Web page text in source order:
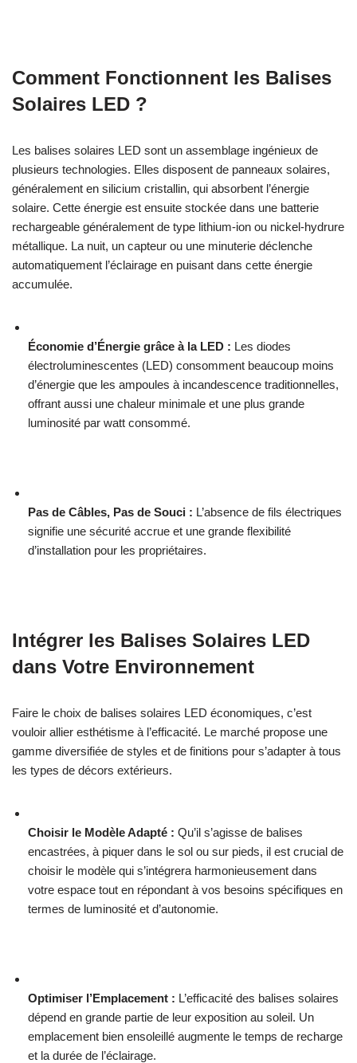
Comment Fonctionnent les Balises
Solaires LED ?
Les balises solaires LED sont un assemblage ingénieux de
plusieurs technologies. Elles disposent de panneaux solaires,
généralement en silicium cristallin, qui absorbent l’énergie
solaire. Cette énergie est ensuite stockée dans une batterie
rechargeable généralement de type lithium-ion ou nickel-hydrure
métallique. La nuit, un capteur ou une minuterie déclenche
automatiquement l’éclairage en puisant dans cette énergie
accumulée.
Économie d’Énergie grâce à la LED : Les diodes
électroluminescentes (LED) consomment beaucoup moins
d’énergie que les ampoules à incandescence traditionnelles,
offrant aussi une chaleur minimale et une plus grande
luminosité par watt consommé.
Pas de Câbles, Pas de Souci : L’absence de fils électriques
signifie une sécurité accrue et une grande flexibilité
d’installation pour les propriétaires.
Intégrer les Balises Solaires LED
dans Votre Environnement
Faire le choix de balises solaires LED économiques, c’est
vouloir allier esthétisme à l’efficacité. Le marché propose une
gamme diversifiée de styles et de finitions pour s’adapter à tous
les types de décors extérieurs.
Choisir le Modèle Adapté : Qu’il s’agisse de balises
encastrées, à piquer dans le sol ou sur pieds, il est crucial de
choisir le modèle qui s’intégrera harmonieusement dans
votre espace tout en répondant à vos besoins spécifiques en
termes de luminosité et d’autonomie.
Optimiser l’Emplacement : L’efficacité des balises solaires
dépend en grande partie de leur exposition au soleil. Un
emplacement bien ensoleillé augmente le temps de recharge
et la durée de l’éclairage.